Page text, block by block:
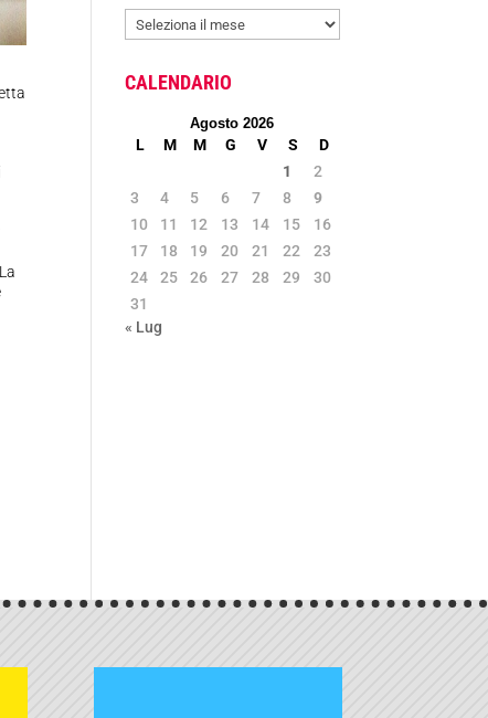
ARCHIVIO
NEWS
CALENDARIO
Agosto 2026
L M M G V S
D
1
2
3
4 5 6 7 8
9
10
11 12 13 14 15
16
17
18 19 20 21 22
23
24
25 26 27 28 29
30
31
« Lug